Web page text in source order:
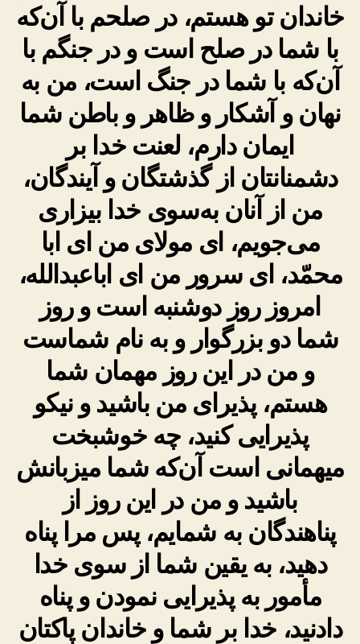
خاندان تو هستم، در صلحم با آن‌که
با شما در صلح است و در جنگم با
آن‌که با شما در جنگ است، من به
نهان و آشکار و ظاهر و باطن شما
ایمان دارم، لعنت خدا بر
دشمنانتان از گذشتگان و آیندگان،
من از آنان به‌سوی خدا بیزاری
می‌جویم، ای مولای من ای ابا
محمّد، ای سرور من ای اباعبدالله،
امروز روز دوشنبه است و روز
شما دو بزرگوار و به نام شماست
و من در این روز مهمان شما
هستم، پذیرای من باشید و نیکو
پذیرایی کنید، چه خوشبخت
میهمانی است آن‌که شما میزبانش
باشید و من در این روز از
پناهندگان به شمایم، پس مرا پناه
دهید، به یقین شما از سوی خدا
مأمور به پذیرایی نمودن و پناه
دادنید، خدا بر شما و خاندان پاکتان